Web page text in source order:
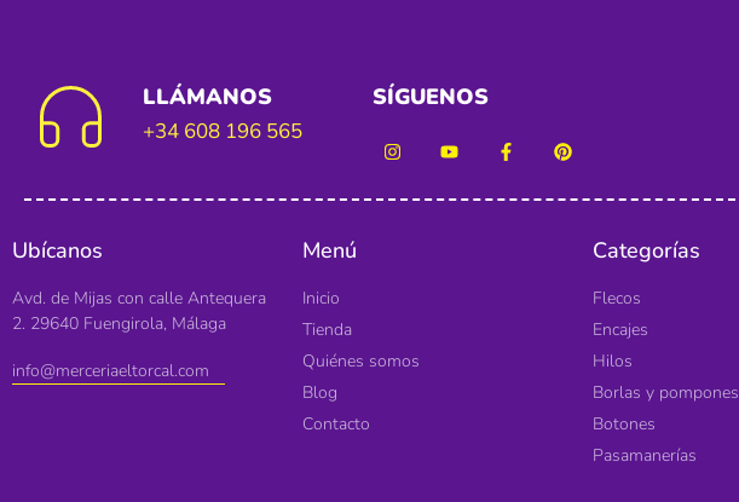
LLÁMANOS
+34 608 196 565
SÍGUENOS
Ubícanos
Avd. de Mijas con calle Antequera
2. 29640 Fuengirola, Málaga
info@merceriaeltorcal.com
Menú
Inicio
Tienda
Quiénes somos
Blog
Contacto
Categorías
Flecos
Encajes
Hilos
Borlas y pompones
Botones
Pasamanerías